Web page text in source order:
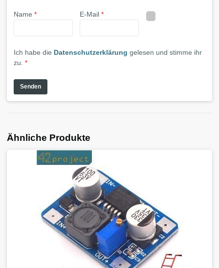
Name * E-Mail*
Ich habe die Datenschutzerklärung gelesen und stimme ihr
zu. *
Ähnliche Produkte